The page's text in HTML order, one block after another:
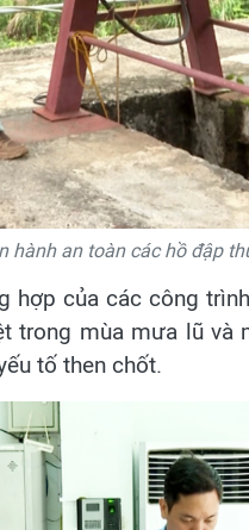
hành an toàn các hồ đập
hợp của các công
trong mùa mưa lũ
tố then chốt.